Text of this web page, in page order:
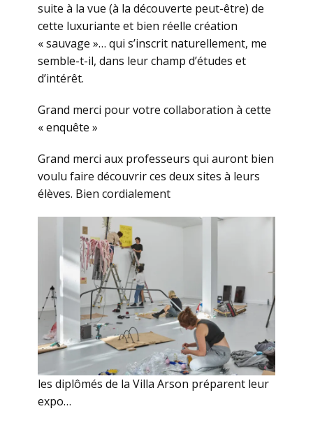
suite à la vue (à la découverte peut-être) de
cette luxuriante et bien réelle création
« sauvage »… qui s’inscrit naturellement, me
semble-t-il, dans leur champ d’études et
d’intérêt.
Grand merci pour votre collaboration à cette
« enquête »
Grand merci aux professeurs qui auront bien
voulu faire découvrir ces deux sites à leurs
élèves. Bien cordialement
les diplômés de la Villa Arson préparent leur
expo…